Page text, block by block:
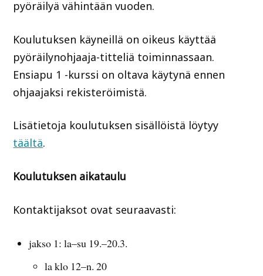
pyöräilyä vähintään vuoden.
Koulutuksen käyneillä on oikeus käyttää
pyöräilynohjaaja-titteliä toiminnassaan.
Ensiapu 1 -kurssi on oltava käytynä ennen
ohjaajaksi rekisteröimistä.
Lisätietoja koulutuksen sisällöistä löytyy
täältä.
Koulutuksen aikataulu
Kontaktijaksot ovat seuraavasti:
jakso 1: la–su 19.–20.3.
la klo 12–n. 20